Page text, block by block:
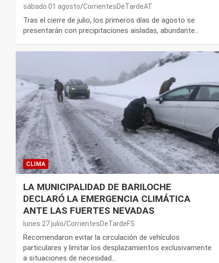
sábado 01 agosto CorrientesDeTardeAT
Tras el cierre de julio, los primeros días de agosto se
presentarán con precipitaciones aisladas, abundante…
CLIMA
LA MUNICIPALIDAD DE BARILOCHE
DECLARÓ LA EMERGENCIA CLIMÁTICA
ANTE LAS FUERTES NEVADAS
lunes 27 julio CorrientesDeTardeFS
Recomendaron evitar la circulación de vehículos
particulares y limitar los desplazamientos exclusivamente
a situaciones de necesidad…